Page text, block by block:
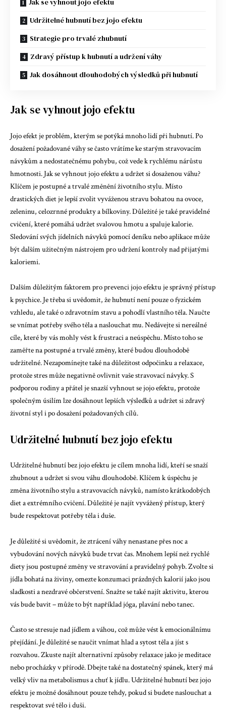
Udržitelné hubnutí bez jojo efektu
Strategie pro trvalé zhubnutí
Zdravý přístup k hubnutí a udržení váhy
Jak dosáhnout dlouhodobých výsledků při hubnutí
Jak se vyhnout jojo efektu
Jojo efekt je problém, kterým se potýká mnoho lidí při hubnutí. Po
dosažení požadované váhy se často vrátíme ke starým stravovacím
návykům a nedostatečnému pohybu, což vede k rychlému nárůstu
hmotnosti. Jak se vyhnout jojo efektu a udržet si dosaženou váhu?
Klíčem je postupné a trvalé změnění životního stylu. Místo
drastických diet je lepší zvolit vyváženou stravu bohatou na ovoce,
zeleninu, celozrnné produkty a bílkoviny. Důležité je také pravidelné
cvičení, které pomáhá udržet svalovou hmotu a spaluje kalorie.
Sledování svých jídelních návyků pomocí deníku nebo aplikace může
být dalším užitečným nástrojem pro udržení kontroly nad přijatými
kaloriemi.
Dalším důležitým faktorem pro prevenci jojo efektu je správný přístup
k psychice. Je třeba si uvědomit, že hubnutí není pouze o fyzickém
vzhledu, ale také o zdravotním stavu a pohodlí vlastního těla. Naučte
se vnímat potřeby svého těla a naslouchat mu. Nedávejte si nereálné
cíle, které by vás mohly vést k frustraci a neúspěchu. Místo toho se
zaměřte na postupné a trvalé změny, které budou dlouhodobě
udržitelné. Nezapomínejte také na důležitost odpočinku a relaxace,
protože stres může negativně ovlivnit vaše stravovací návyky. S
podporou rodiny a přátel je snazší vyhnout se jojo efektu, protože
společným úsilím lze dosáhnout lepších výsledků a udržet si zdravý
životní styl i po dosažení požadovaných cílů.
Udržitelné hubnutí bez jojo efektu
Udržitelné hubnutí bez jojo efektu je cílem mnoha lidí, kteří se snaží
zhubnout a udržet si svou váhu dlouhodobě. Klíčem k úspěchu je
změna životního stylu a stravovacích návyků, namísto krátkodobých
diet a extrémního cvičení. Důležité je najít vyvážený přístup, který
bude respektovat potřeby těla i duše.
Je důležité si uvědomit, že ztrácení váhy nenastane přes noc a
vybudování nových návyků bude trvat čas. Mnohem lepší než rychlé
diety jsou postupné změny ve stravování a pravidelný pohyb. Zvolte si
jídla bohatá na živiny, omezte konzumaci prázdných kalorií jako jsou
sladkosti a nezdravé občerstvení. Snažte se také najít aktivitu, kterou
vás bude bavit – může to být například jóga, plavání nebo tanec.
Často se stresuje nad jídlem a váhou, což může vést k emocionálnímu
přejídání. Je důležité se naučit vnímat hlad a sytost těla a jíst s
rozvahou. Zkuste najít alternativní způsoby relaxace jako je meditace
nebo procházky v přírodě. Dbejte také na dostatečný spánek, který má
velký vliv na metabolismus a chuť k jídlu. Udržitelné hubnutí bez jojo
efektu je možné dosáhnout pouze tehdy, pokud si budete naslouchat a
respektovat své tělo i duši.